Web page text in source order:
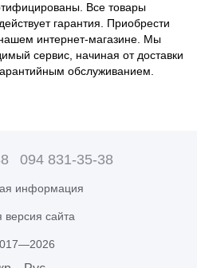
Все товары
гарантия. Приобрести
интернет-магазине. Мы
сервис, начиная от доставки
обслуживанием.
094 831-35-38
информация
версия сайта